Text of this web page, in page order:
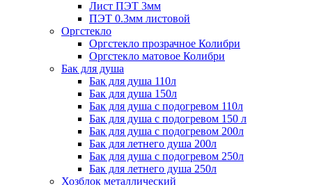
Лист ПЭТ 3мм
ПЭТ 0.3мм листовой
Оргстекло
Оргстекло прозрачное Колибри
Оргстекло матовое Колибри
Бак для душа
Бак для душа 110л
Бак для душа 150л
Бак для душа с подогревом 110л
Бак для душа с подогревом 150 л
Бак для душа с подогревом 200л
Бак для летнего душа 200л
Бак для душа с подогревом 250л
Бак для летнего душа 250л
Хозблок металлический